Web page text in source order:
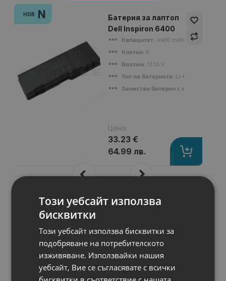
НОВ N
Батерия за лаптоп
Dell Inspiron 6400
Капацитет: 4400 mAh
Клетки: 6
Волтаж: 11.10 V
Тип на батерията: Li-Ion
Замества батерии с номер
Цена:
33.23 €
64.99 лв.
Подобни продукти
N
Слушалки JBL
TUNE 680NC WHT
Wireless on-ear
Този уебсайт използва
бисквитки
Този уебсайт използва бисквитки за
подобряване на потребителското
изживяване. Използвайки нашия
уебсайт, Вие се съгласявате с всички